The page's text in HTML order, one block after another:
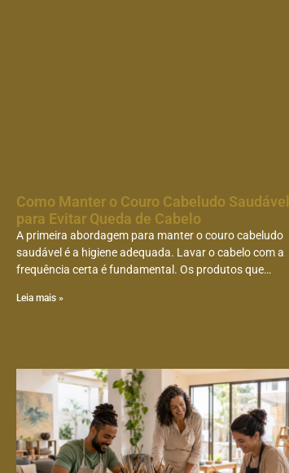
Como Manter o Couro Cabeludo Saudável
para Evitar Queda de Cabelo
A primeira abordagem para manter o couro cabeludo
saudável é a higiene adequada. Lavar o cabelo com a
frequência certa é fundamental. Os produtos que…
Leia mais »